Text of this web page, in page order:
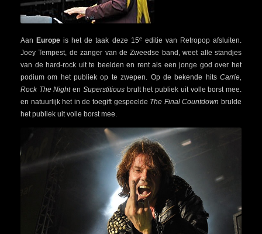
Aan Europe is het de taak deze 15eeditie van Retropop afsluiten.
Joey Tempest, de zanger van de Zweedse band, weet alle standjes
van de hard-rock uit te beelden en rent als een jonge god over het
podium om het publiek op te zwepen. Op de bekende hits Carrie,
Rock The Nighten Superstitious brult het publiek uit volle borst mee.
en natuurlijk het in de toegift gespeelde The Final Countdown brulde
het publiek uit volle borst mee.